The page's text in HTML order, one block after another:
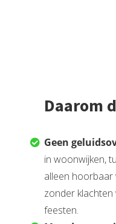
Daarom
Geen
in woonwijken,
alleen hoorbaar
zonder
feesten.